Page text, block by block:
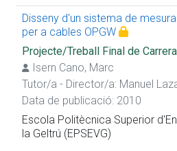
Disseny d'un sistema de
per a cables OPGW
Projecte/Treball Final de Carrera
Isern Cano, Marc
Tutor/a - Director/a: Manuel
Data de publicació: 2010
Escola Politècnica Superior
la Geltrú (EPSEVG)